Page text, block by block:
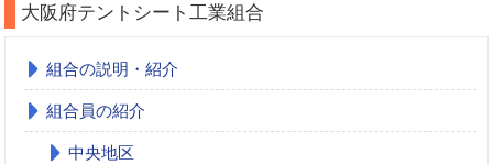
大阪府テントシート工業組合
組合の説明・紹介
組合員の紹介
中央地区